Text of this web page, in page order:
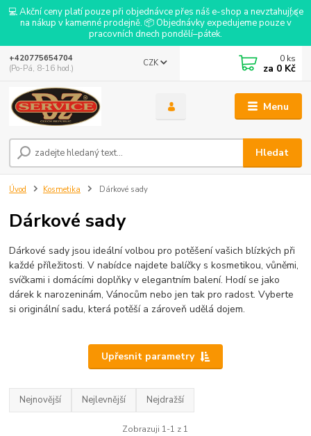
💻 Akční ceny platí pouze při objednávce přes náš e-shop a nevztahují se
na nákup v kamenné prodejně. 📦 Objednávky expedujeme pouze v
pracovních dnech pondělí–pátek.
Menu
CZK
Hledat
+420775654704
(Po-Pá, 8-16 hod.)
0 ks
za 0 Kč
Úvod Kosmetika Dárkové sady
Dárkové sady
Dárkové sady jsou ideální volbou pro potěšení vašich blízkých při
každé příležitosti. V nabídce najdete balíčky s kosmetikou, vůněmi,
svíčkami i domácími doplňky v elegantním balení. Hodí se jako
dárek k narozeninám, Vánocům nebo jen tak pro radost. Vyberte
si originální sadu, která potěší a zároveň udělá dojem.
Upřesnit parametry
Nejnovější Nejlevnější Nejdražší
Zobrazuji 1-1 z 1